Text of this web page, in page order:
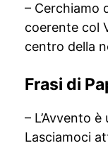
– Cerchiamo
coerente col
centro della
Frasi di
– L’Avvento
Lasciamoci